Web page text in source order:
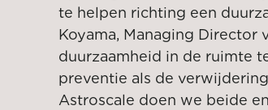
te helpen richting een
Koyama, Managing Director
duurzaamheid in de ruimte
preventie als de
Astroscale doen we beide